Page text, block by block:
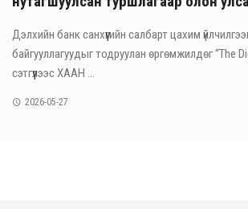
Дэлхийн банк санхүүгийн салбарт цахим
байгууллагуудыг тодруулан өргөмжилдөг “The
сэтгүүлээс ХААН ...
2026-05-27